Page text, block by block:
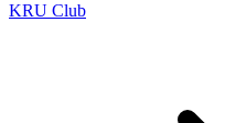
KRU Club